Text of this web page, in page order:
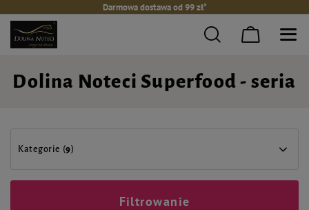
Darmowa dostawa od 99 zł*
Dolina Noteci Superfood - seria
Kategorie (9)
Filtrowanie